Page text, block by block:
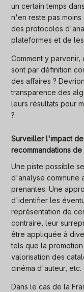
un certain temps
n'en reste pas
des protocoles
plateformes et de
Comment y
sont par définition
des affaires ?
transparence des
leurs résultats pour
?
Surveiller l'impact
recommandations
Une piste possible
d'analyse commune
prenantes. Une
d'identifier les
représentation de
contraire, leur
être appliquée à
tels que la
valorisation des
cinéma d'auteur, etc.
Dans le cas de la